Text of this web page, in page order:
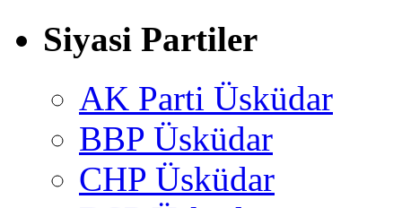
Siyasi Partiler
AK Parti Üsküdar
BBP Üsküdar
CHP Üsküdar